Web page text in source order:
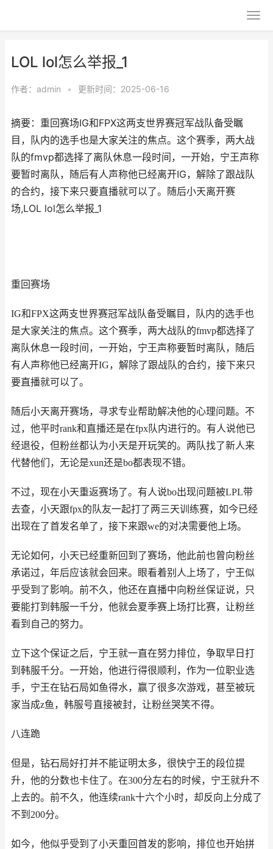
LOL lol怎么举报_1
作者： admin • 更新时间：2025-06-16
摘要：重回赛场IG和FPX这两支世界赛冠军战队备受瞩
目，队内的选手也是大家关注的焦点。这个赛季，两大战
队的fmvp都选择了离队休息一段时间，一开始，宁王声称
要暂时离队，随后有人声称他已经离开IG，解除了跟战队
的合约，接下来只要直播就可以了。随后小天离开赛
场,LOL lol怎么举报_1
重回赛场
IG和FPX这两支世界赛冠军战队备受瞩目，队内的选手也
是大家关注的焦点。这个赛季，两大战队的fmvp都选择了
离队休息一段时间，一开始，宁王声称要暂时离队，随后
有人声称他已经离开IG，解除了跟战队的合约，接下来只
要直播就可以了。
随后小天离开赛场，寻求专业帮助解决他的心理问题。不
过，他平时rank和直播还是在fpx队内进行的。有人说他已
经退役，但粉丝都认为小天是开玩笑的。两队找了新人来
代替他们，无论是xun还是bo都表现不错。
不过，现在小天重返赛场了。有人说bo出现问题被LPL带
去查，小天跟fpx的队友一起打了两三天训练赛，如今已经
出现在了首发名单了，接下来跟we的对决需要他上场。
无论如何，小天已经重新回到了赛场，他此前也曾向粉丝
承诺过，年后应该就会回来。眼看着别人上场了，宁王似
乎受到了影响。前不久，他还在直播中向粉丝保证说，只
要能打到韩服一千分，他就会夏季赛上场打比赛，让粉丝
看到自己的努力。
立下这个保证之后，宁王就一直在努力排位，争取早日打
到韩服千分。一开始，他进行得很顺利，作为一位职业选
手，宁王在钻石局如鱼得水，赢了很多次游戏，甚至被玩
家当成z鱼，韩服号直接被封，让粉丝哭笑不得。
八连跪
但是，钻石局好打并不能证明太多，很快宁王的段位提
升，他的分数也卡住了。在300分左右的时候，宁王就升不
上去的。前不久，他连续rank十六个小时，却反向上分成了
不到200分。
如今，他似乎受到了小天重回首发的影响，排位也开始拼